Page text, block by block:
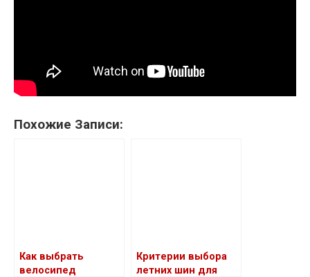
Похожие Записи:
Как выбрать
велосипед
Критерии выбора
летних шин для